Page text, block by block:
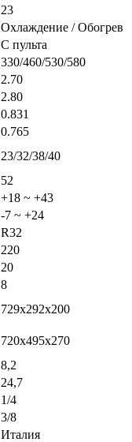
23
Охлаждение / Обогрев
С пульта
330/460/530/580
2.70
2.80
0.831
0.765
23/32/38/40
52
+18 ~ +43
-7 ~ +24
R32
220
20
8
729x292x200
720x495x270
8,2
24,7
1/4
3/8
Италия